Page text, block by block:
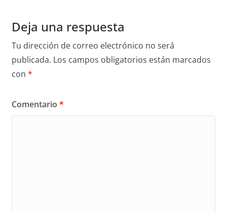
Deja una respuesta
Tu dirección de correo electrónico no será
publicada. Los campos obligatorios están marcados
con *
Comentario *